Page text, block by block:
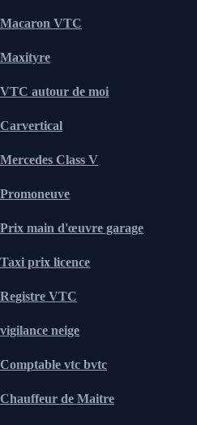
Macaron VTC
Maxityre
VTC autour de moi
Carvertical
Mercedes Class V
Promoneuve
Prix main d'œuvre garage
Taxi prix licence
Registre VTC
vigilance neige
Comptable vtc bvtc
Chauffeur de Maitre